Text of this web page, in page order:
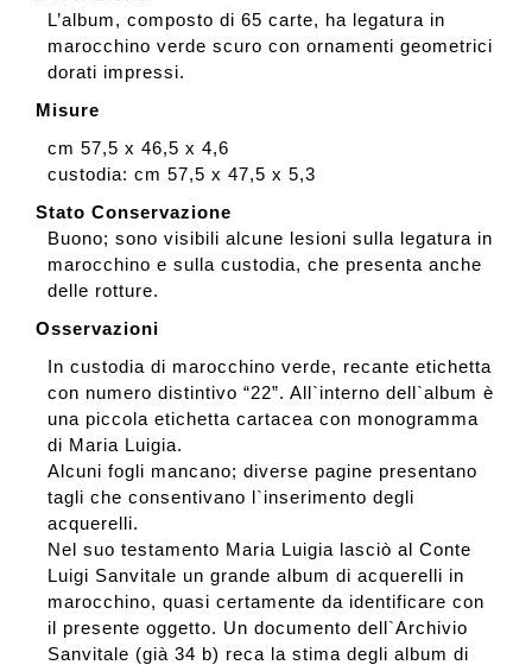
L’album, composto di 65 carte, ha legatura in
marocchino verde scuro con ornamenti geometrici
dorati impressi.
Misure
cm 57,5 x 46,5 x 4,6
custodia: cm 57,5 x 47,5 x 5,3
Stato Conservazione
Buono; sono visibili alcune lesioni sulla legatura in
marocchino e sulla custodia, che presenta anche
delle rotture.
Osservazioni
In custodia di marocchino verde, recante etichetta
con numero distintivo “22”. All`interno dell`album è
una piccola etichetta cartacea con monogramma
di Maria Luigia.
Alcuni fogli mancano; diverse pagine presentano
tagli che consentivano l`inserimento degli
acquerelli.
Nel suo testamento Maria Luigia lasciò al Conte
Luigi Sanvitale un grande album di acquerelli in
marocchino, quasi certamente da identificare con
il presente oggetto. Un documento dell`Archivio
Sanvitale (già 34 b) reca la stima degli album di